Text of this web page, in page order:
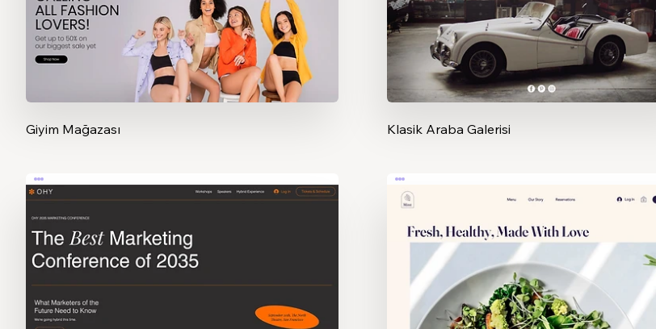
Giyim Mağazası Klasik Araba Galerisi